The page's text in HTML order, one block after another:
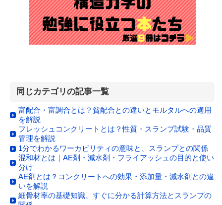
同じカテゴリの記事一覧
富配合・富調合とは？貧配合との違いとモルタルへの適用
を解説
フレッシュコンクリートとは？性質・スランプ試験・品質
管理を解説
1分でわかるワーカビリティの意味と、スランプとの関係
混和材とは｜AE剤・減水剤・フライアッシュの目的と使い
分け
AE剤とは？コンクリートへの効果・添加量・減水剤との違
いを解説
細骨材率の基礎知識、すぐに分かる計算方法とスランプの